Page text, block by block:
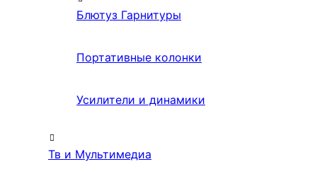
Блютуз Гарнитуры
Портативные колонки
Усилители и динамики
Тв и Мультимедиа